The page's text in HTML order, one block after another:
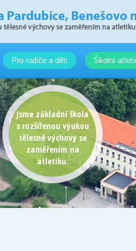
Pro rodiče a děti Školní
Jsme základní škola
s rozšířenou výukou
tělesné výchovy se
zaměřením na
atletiku.